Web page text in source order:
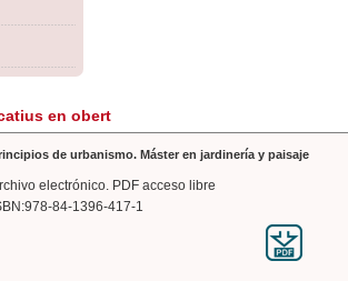
en obert
de urbanismo. Máster en jardinería y paisaje
electrónico. PDF acceso libre
84-1396-417-1